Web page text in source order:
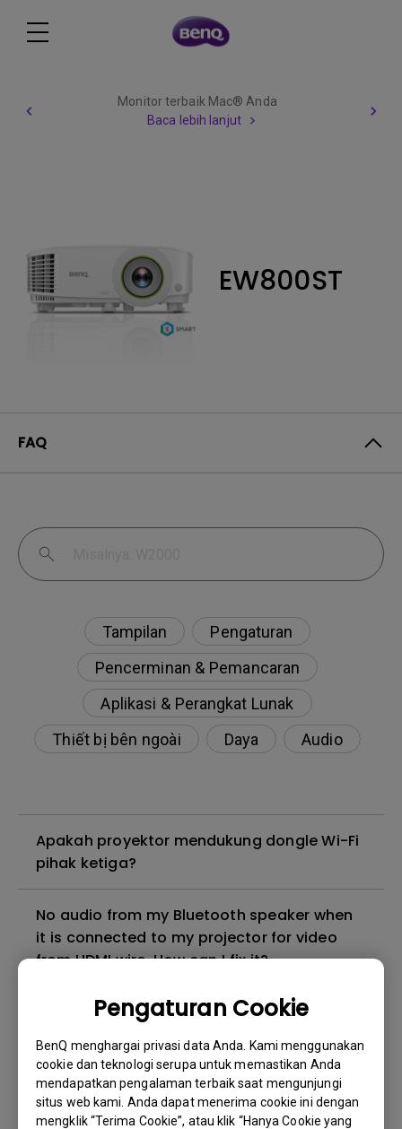
Pengaturan Cookie
BenQ menghargai privasi data Anda. Kami menggunakan
cookie dan teknologi serupa untuk memastikan Anda
mendapatkan pengalaman terbaik saat mengunjungi
situs web kami. Anda dapat menerima cookie ini dengan
mengklik “Terima Cookie”, atau klik “Hanya Cookie yang
Monitor terbaik Mac® Anda
Baca lebih lanjut
EW800ST
FAQ
Tampilan
Pengaturan
Pencerminan & Pemancaran
Aplikasi & Perangkat Lunak
Thiết bị bên ngoài
Daya Audio
Apakah proyektor mendukung dongle Wi-Fi
pihak ketiga?
No audio from my Bluetooth speaker when
it is connected to my projector for video
from HDMI wire. How can I fix it?
Apakah proyektor mendukung protokol
Bagaimana saya bisa melakukan screen
mirroring pada smart projector?